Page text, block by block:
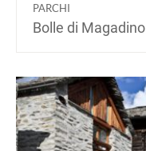
PARCHI
Bolle di Magadino